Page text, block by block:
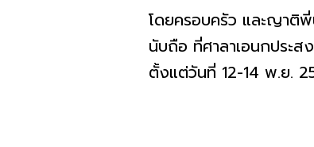
โดยครอบครัว และญาติ
นับถือ ที่ศาลาเอนกประ
ตั้งแต่วันที่ 12-14 พ.ย.